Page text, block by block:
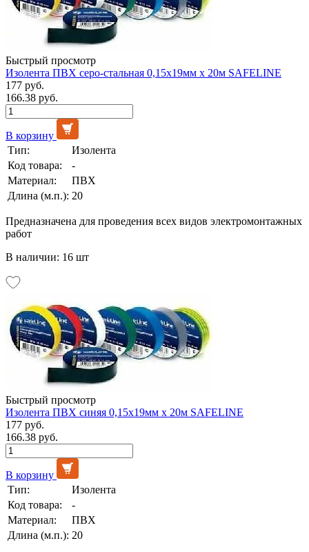
Быстрый просмотр
Изолента ПВХ серо-стальная 0,15х19мм х 20м SAFELINE
177 руб.
166.38 руб.
В корзину
Тип:
Изолента
Код товара:
-
Материал:
ПВХ
Длина (м.п.): 20
Предназначена для проведения всех видов электромонтажных
работ
В наличии: 16 шт
Быстрый просмотр
Изолента ПВХ синяя 0,15х19мм х 20м SAFELINE
177 руб.
166.38 руб.
В корзину
Тип:
Изолента
Код товара:
-
Материал:
ПВХ
Длина (м.п.): 20